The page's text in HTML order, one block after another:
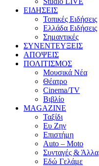
ΕΙΔΗΣΕΙΣ
Τοπικές Ειδήσεις
Ελλάδα Ειδήσεις
Σημαντικές
ΣΥΝΕΝΤΕΥΞΕΙΣ
ΑΠΟΨΕΙΣ
ΠΟΛΙΤΙΣΜΟΣ
Μουσικά Νέα
Θέατρο
Cinema/TV
Βιβλίο
MAGAZINE
Ταξίδι
Ευ Ζην
Επιστήμη
Auto – Moto
Συνταγές & Άλλα
Εδώ Γελάμε